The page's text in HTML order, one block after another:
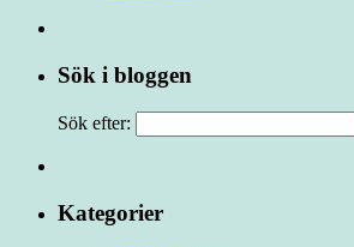
Sök i bloggen
Sök efter:
Kategorier